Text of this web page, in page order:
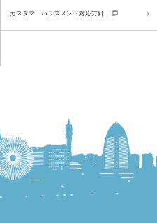
カスタマーハラスメント対応方針